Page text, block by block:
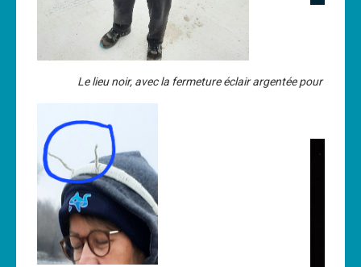
Le lieu noir, avec la fermeture éclair argentée pour